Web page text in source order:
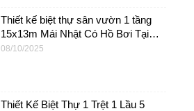
Thiết kế biệt thự sân vườn 1 tầng
15x13m Mái Nhật Có Hồ Bơi Tại
Phú Quốc – BTV37
08/10/2025
Thiết Kế Biệt Thự 1 Trệt 1 Lầu 5